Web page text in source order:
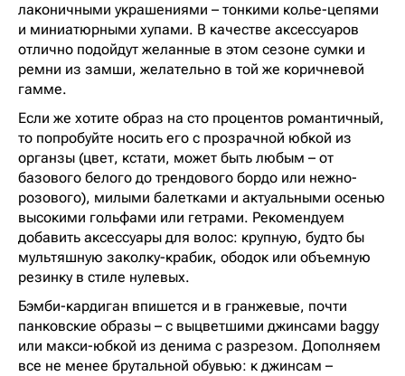
лаконичными украшениями – тонкими колье-цепями
и миниатюрными хупами. В качестве аксессуаров
отлично подойдут желанные в этом сезоне сумки и
ремни из замши, желательно в той же коричневой
гамме.
Если же хотите образ на сто процентов романтичный,
то попробуйте носить его с прозрачной юбкой из
органзы (цвет, кстати, может быть любым – от
базового белого до трендового бордо или нежно-
розового), милыми балетками и актуальными осенью
высокими гольфами или гетрами. Рекомендуем
добавить аксессуары для волос: крупную, будто бы
мультяшную заколку-крабик, ободок или объемную
резинку в стиле нулевых.
Бэмби-кардиган впишется и в гранжевые, почти
панковские образы – с выцветшими джинсами baggy
или макси-юбкой из денима с разрезом. Дополняем
все не менее брутальной обувью: к джинсам –